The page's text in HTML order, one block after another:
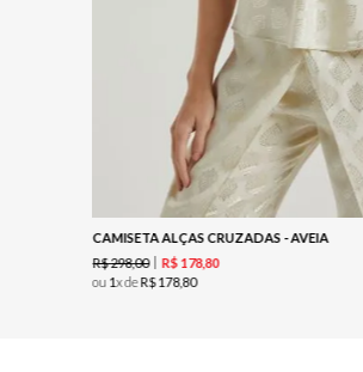
CAMISETA ALÇAS CRUZADAS - AVEIA
R$298,00 R$ 178,80
ou 1x deR$178,80